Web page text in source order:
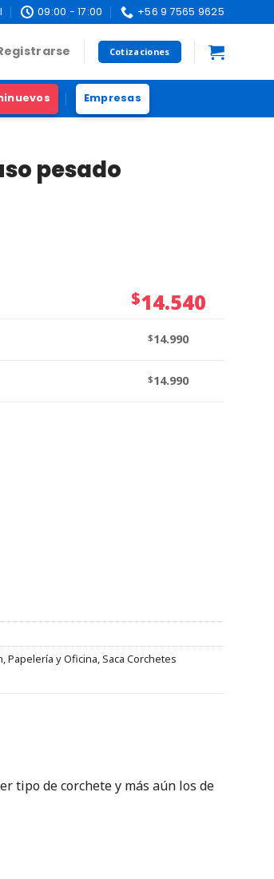
09:00 - 17:00 +56 9 7565 9625
Cotizaciones
Empresas
pesado
$14.540
$14.990
$14.990
,Papelería y Oficina,Saca Corchetes
tipo de corchete y más aún los de